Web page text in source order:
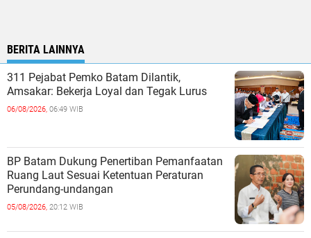
BERITA LAINNYA
311 Pejabat Pemko Batam Dilantik,
Amsakar: Bekerja Loyal dan Tegak Lurus
06/08/2026, 06:49 WIB
BP Batam Dukung Penertiban Pemanfaatan
Ruang Laut Sesuai Ketentuan Peraturan
Perundang-undangan
05/08/2026, 20:12 WIB